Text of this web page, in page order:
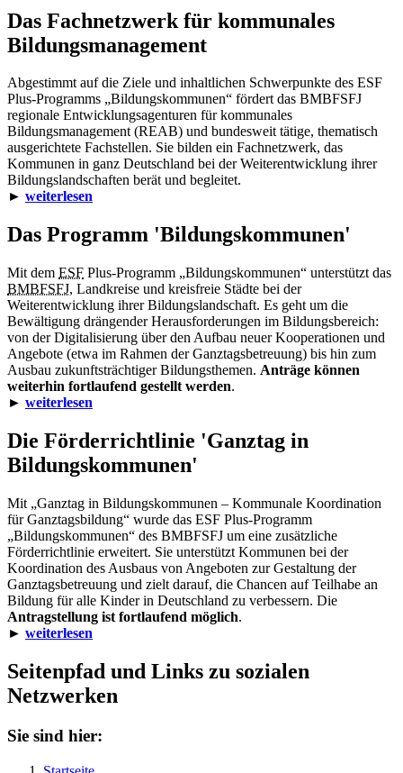
Das Fachnetzwerk für kommunales
Bildungsmanagement
Abgestimmt auf die Ziele und inhaltlichen Schwerpunkte des ESF
Plus-Programms „Bildungskommunen“ fördert das BMBFSFJ
regionale Entwicklungsagenturen für kommunales
Bildungsmanagement (REAB) und bundesweit tätige, thematisch
ausgerichtete Fachstellen. Sie bilden ein Fachnetzwerk, das
Kommunen in ganz Deutschland bei der Weiterentwicklung ihrer
Bildungslandschaften berät und begleitet.
► weiterlesen
Das Programm 'Bildungskommunen'
Mit dem ESF Plus-Programm „Bildungskommunen“ unterstützt das
BMBFSFJ, Landkreise und kreisfreie Städte bei der
Weiterentwicklung ihrer Bildungslandschaft. Es geht um die
Bewältigung drängender Herausforderungen im Bildungsbereich:
von der Digitalisierung über den Aufbau neuer Kooperationen und
Angebote (etwa im Rahmen der Ganztagsbetreuung) bis hin zum
Ausbau zukunftsträchtiger Bildungsthemen. Anträge können
weiterhin fortlaufend gestellt werden.
► weiterlesen
Die Förderrichtlinie 'Ganztag in
Bildungskommunen'
Mit „Ganztag in Bildungskommunen – Kommunale Koordination
für Ganztagsbildung“ wurde das ESF Plus-Programm
„Bildungskommunen“ des BMBFSFJ um eine zusätzliche
Förderrichtlinie erweitert. Sie unterstützt Kommunen bei der
Koordination des Ausbaus von Angeboten zur Gestaltung der
Ganztagsbetreuung und zielt darauf, die Chancen auf Teilhabe an
Bildung für alle Kinder in Deutschland zu verbessern. Die
Antragstellung ist fortlaufend möglich.
► weiterlesen
Seitenpfad und Links zu sozialen
Netzwerken
Sie sind hier: